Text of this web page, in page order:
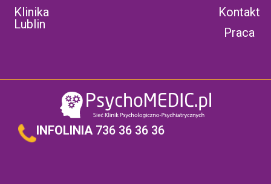
Klinika
Lublin
Kontakt
Praca
INFOLINIA 736 36 36 36